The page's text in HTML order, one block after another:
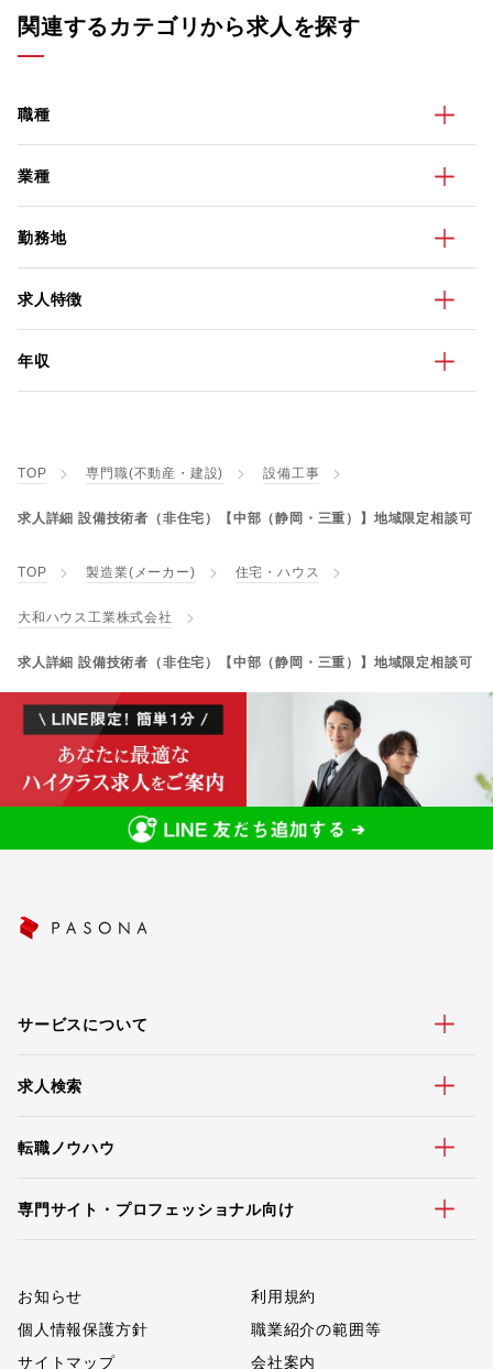
関連するカテゴリから求人を探す
職種
業種
勤務地
求人特徴
年収
TOP 専門職(不動産・建設) 設備工事
求人詳細 設備技術者（非住宅）【中部（静岡・三重）】地域限定相談可
TOP 製造業(メーカー) 住宅・ハウス
大和ハウス工業株式会社
求人詳細 設備技術者（非住宅）【中部（静岡・三重）】地域限定相談可
サービスについて
求人検索
転職ノウハウ
専門サイト・プロフェッショナル向け
お知らせ
利用規約
個人情報保護方針
職業紹介の範囲等
サイトマップ
会社案内